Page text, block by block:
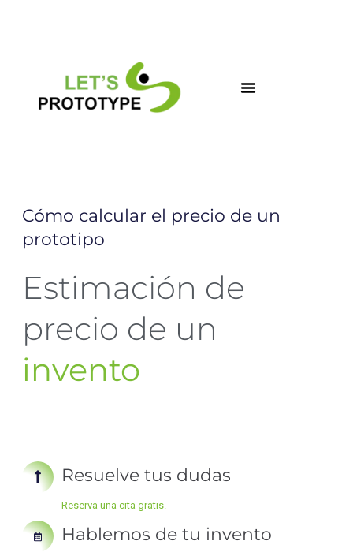
Cómo calcular el precio de un
prototipo
Estimación de
precio de un
Resuelve tus dudas
Reserva una cita gratis.
Hablemos de tu invento